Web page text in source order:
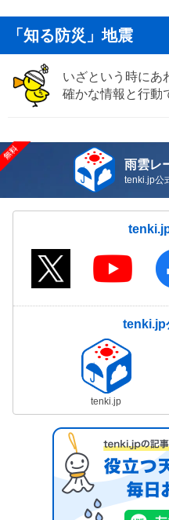
「知る防災」地震
いざという時にあ
確かな情報と行動
雨雲レ
tenki.jp公
tenki.jp
tenki.jp